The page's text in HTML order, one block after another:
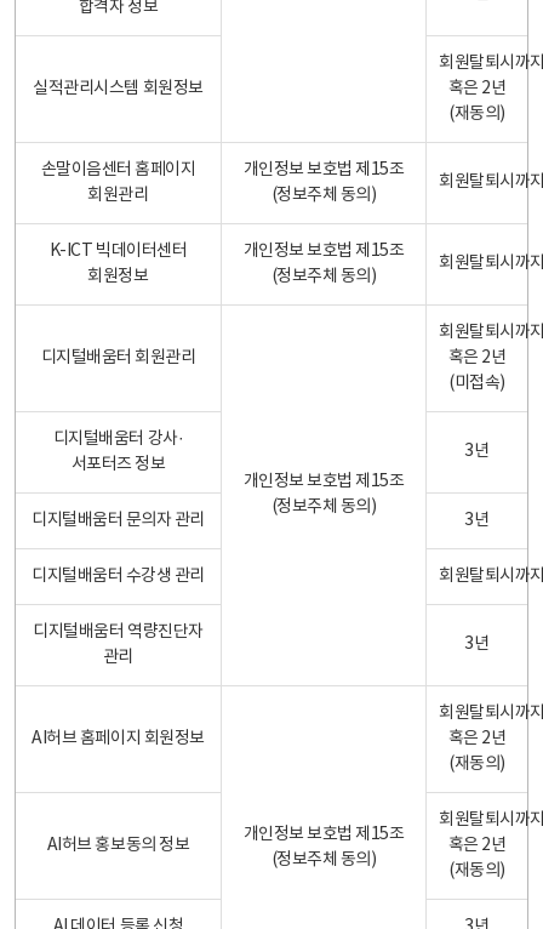
합격자 정보
실적관리시스템 회원정보
회원탈퇴시까
혹은 2년
(재동의)
손말이음센터 홈페이지
회원관리
개인정보 보호법 제15조
(정보주체 동의)
회원탈퇴시까
K-ICT 빅데이터센터
회원정보
개인정보 보호법 제15조
(정보주체 동의)
회원탈퇴시까
디지털배움터 회원관리
개인정보 보호법 제15조
(정보주체 동의)
회원탈퇴시까
혹은 2년
(미접속)
디지털배움터 강사·
서포터즈 정보
3년
디지털배움터 문의자 관리 3년
디지털배움터 수강생 관리 회원탈퇴시까
디지털배움터 역량진단자
관리
3년
AI허브 홈페이지 회원정보
개인정보 보호법 제15조
(정보주체 동의)
회원탈퇴시까
혹은 2년
(재동의)
AI허브 홍보동의 정보
회원탈퇴시까
혹은 2년
(재동의)